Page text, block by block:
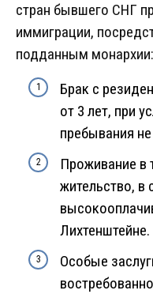
стран бывшего СНГ
иммиграции,
подданным монархии:
Брак с
от 3 лет, при
пребывания
Проживание в
жительство, в
Лихтенштейне.
Особые